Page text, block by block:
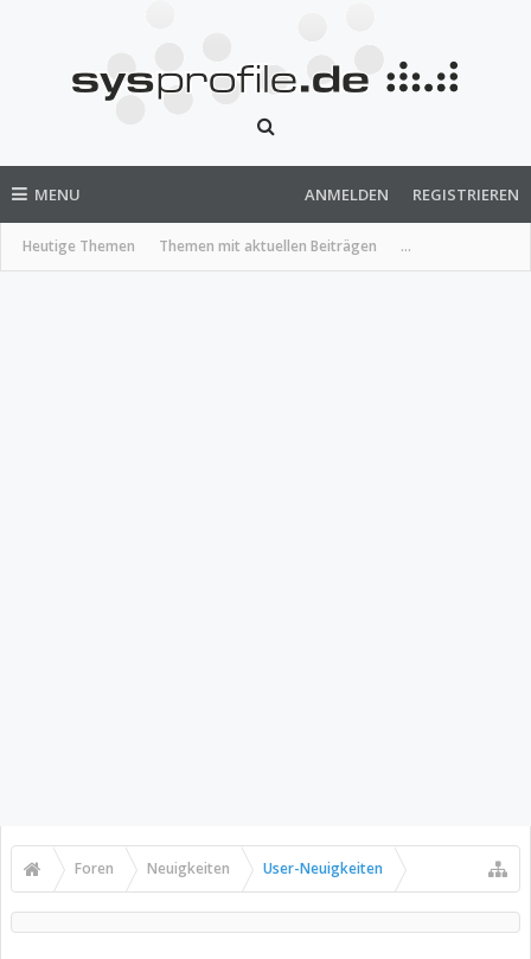
MENU
Heutige Themen Themen mit aktuellen Beiträgen ...
ANMELDEN REGISTRIEREN
Foren Neuigkeiten User-Neuigkeiten